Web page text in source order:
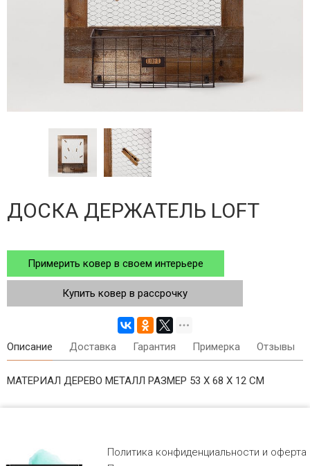
ДОСКА ДЕРЖАТЕЛЬ LOFT
Примерить ковер в своем интерьере
Купить ковер в рассрочку
Описание Доставка Гарантия Примерка Отзывы
МАТЕРИАЛ ДЕРЕВО МЕТАЛЛ РАЗМЕР 53 X 68 X 12 СМ
Политика конфиденциальности и оферта